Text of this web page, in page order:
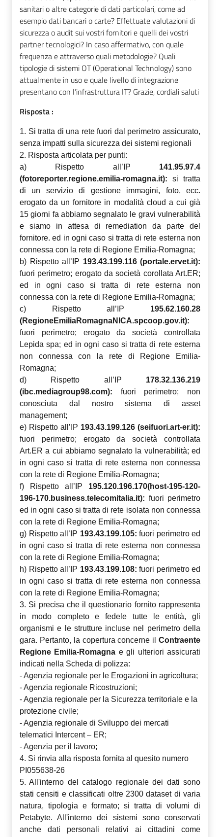
sanitari o altre categorie di dati particolari, come ad
esempio dati bancari o carte? Effettuate valutazioni di
sicurezza o audit sui vostri fornitori e quelli dei vostri
partner tecnologici? In caso affermativo, con quale
frequenza e attraverso quali metodologie? Quali
tipologie di sistemi OT (Operational Technology) sono
attualmente in uso e quale livello di integrazione
presentano con l’infrastruttura IT? Grazie, cordiali saluti
Risposta :
1. Si tratta di una rete fuori dal perimetro assicurato,
senza impatti sulla sicurezza dei sistemi regionali
2. Risposta articolata per punti:
a) Rispetto all’IP 141.95.97.4
(fotoreporter.regione.emilia-romagna.it): si tratta
di un servizio di gestione immagini, foto, ecc.
erogato da un fornitore in modalità cloud a cui già
15 giorni fa abbiamo segnalato le gravi vulnerabilità
e siamo in attesa di remediation da parte del
fornitore. ed in ogni caso si tratta di rete esterna non
connessa con la rete di Regione Emilia-Romagna;
b) Rispetto all’IP 193.43.199.116 (portale.ervet.it):
fuori perimetro; erogato da società corollata Art.ER;
ed in ogni caso si tratta di rete esterna non
connessa con la rete di Regione Emilia-Romagna;
c) Rispetto all’IP 195.62.160.28
(RegioneEmiliaRomagnaNICA.spcoop.gov.it):
fuori perimetro; erogato da società controllata
Lepida spa; ed in ogni caso si tratta di rete esterna
non connessa con la rete di Regione Emilia-
Romagna;
d) Rispetto all’IP 178.32.136.219
(ibc.mediagroup98.com): fuori perimetro; non
conosciuta dal nostro sistema di asset
management;
e) Rispetto all’IP 193.43.199.126 (seifuori.art-er.it):
fuori perimetro; erogato da società controllata
Art.ER a cui abbiamo segnalato la vulnerabilità; ed
in ogni caso si tratta di rete esterna non connessa
con la rete di Regione Emilia-Romagna;
f) Rispetto all’IP 195.120.196.170(host-195-120-
196-170.business.telecomitalia.it): fuori perimetro
ed in ogni caso si tratta di rete isolata non connessa
con la rete di Regione Emilia-Romagna;
g) Rispetto all’IP 193.43.199.105: fuori perimetro ed
in ogni caso si tratta di rete esterna non connessa
con la rete di Regione Emilia-Romagna;
h) Rispetto all’IP 193.43.199.108: fuori perimetro ed
in ogni caso si tratta di rete esterna non connessa
con la rete di Regione Emilia-Romagna;
3. Si precisa che il questionario fornito rappresenta
in modo completo e fedele tutte le entità, gli
organismi e le strutture incluse nel perimetro della
gara. Pertanto, la copertura concerne il Contraente
Regione Emilia-Romagna e gli ulteriori assicurati
indicati nella Scheda di polizza:
- Agenzia regionale per le Erogazioni in agricoltura;
- Agenzia regionale Ricostruzioni;
- Agenzia regionale per la Sicurezza territoriale e la
protezione civile;
- Agenzia regionale di Sviluppo dei mercati
telematici Intercent – ER;
- Agenzia per il lavoro;
4. Si rinvia alla risposta fornita al quesito numero
PI055638-26
5. All'interno del catalogo regionale dei dati sono
stati censiti e classificati oltre 2300 dataset di varia
natura, tipologia e formato; si tratta di volumi di
Petabyte. All'interno dei sistemi sono conservati
anche dati personali relativi ai cittadini come